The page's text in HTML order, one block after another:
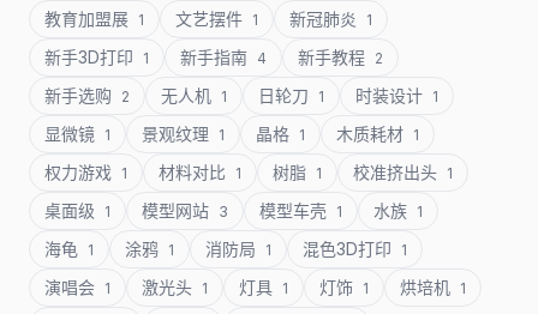
教育加盟展 1 文艺摆件 1 新冠肺炎 1
新手3D打印 1 新手指南 4 新手教程 2
新手选购 2 无人机 1 日轮刀 1 时装设计 1
显微镜 1 景观纹理 1 晶格 1 木质耗材 1
权力游戏 1 材料对比 1 树脂 1 校准挤出头 1
桌面级 1 模型网站 3 模型车壳 1 水族 1
海龟 1 涂鸦 1 消防局 1 混色3D打印 1
演唱会 1 激光头 1 灯具 1 灯饰 1 烘培机 1